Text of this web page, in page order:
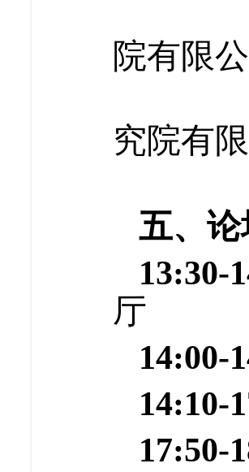
院有限
究院有
五、
13:30-
厅
14:00-
14:10-
17:50-